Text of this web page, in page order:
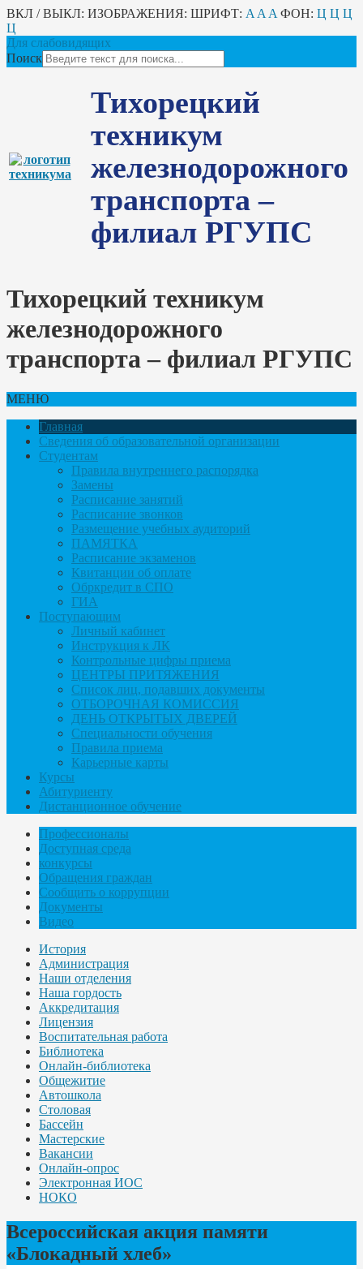
ВКЛ / ВЫКЛ: ИЗОБРАЖЕНИЯ: ШРИФТ: A A A ФОН: Ц Ц Ц
Ц
Для слабовидящих
Поиск
Тихорецкий
техникум
железнодорожного
транспорта –
филиал РГУПС
Тихорецкий техникум
железнодорожного
транспорта – филиал РГУПС
МЕНЮ
Главная
Сведения об образовательной организации
Студентам
Правила внутреннего распорядка
Замены
Расписание занятий
Расписание звонков
Размещение учебных аудиторий
ПАМЯТКА
Расписание экзаменов
Квитанции об оплате
Обркредит в СПО
ГИА
Поступающим
Личный кабинет
Инструкция к ЛК
Контрольные цифры приема
ЦЕНТРЫ ПРИТЯЖЕНИЯ
Список лиц, подавших документы
ОТБОРОЧНАЯ КОМИССИЯ
ДЕНЬ ОТКРЫТЫХ ДВЕРЕЙ
Специальности обучения
Правила приема
Карьерные карты
Курсы
Абитуриенту
Дистанционное обучение
Профессионалы
Доступная среда
конкурсы
Обращения граждан
Сообщить о коррупции
Документы
Видео
История
Администрация
Наши отделения
Наша гордость
Аккредитация
Лицензия
Воспитательная работа
Библиотека
Онлайн-библиотека
Общежитие
Автошкола
Столовая
Бассейн
Мастерские
Вакансии
Онлайн-опрос
Электронная ИОС
НОКО
Всероссийская акция памяти
«Блокадный хлеб»